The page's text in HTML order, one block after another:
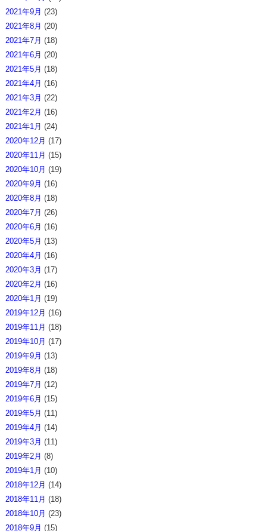
2021年9月 (23)
2021年8月 (20)
2021年7月 (18)
2021年6月 (20)
2021年5月 (18)
2021年4月 (16)
2021年3月 (22)
2021年2月 (16)
2021年1月 (24)
2020年12月 (17)
2020年11月 (15)
2020年10月 (19)
2020年9月 (16)
2020年8月 (18)
2020年7月 (26)
2020年6月 (16)
2020年5月 (13)
2020年4月 (16)
2020年3月 (17)
2020年2月 (16)
2020年1月 (19)
2019年12月 (16)
2019年11月 (18)
2019年10月 (17)
2019年9月 (13)
2019年8月 (18)
2019年7月 (12)
2019年6月 (15)
2019年5月 (11)
2019年4月 (14)
2019年3月 (11)
2019年2月 (8)
2019年1月 (10)
2018年12月 (14)
2018年11月 (18)
2018年10月 (23)
2018年9月 (15)